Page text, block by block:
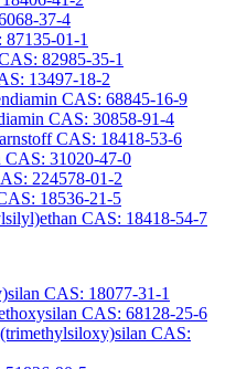
37-4
01-1
82985-35-1
13497-18-2
CAS: 68845-16-9
CAS: 30858-91-4
CAS: 18418-53-6
31020-47-0
224578-01-2
18536-21-5
CAS: 18418-54-7
CAS: 18077-31-1
CAS: 68128-25-6
CAS: